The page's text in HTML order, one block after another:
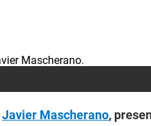
Javier Mascherano,